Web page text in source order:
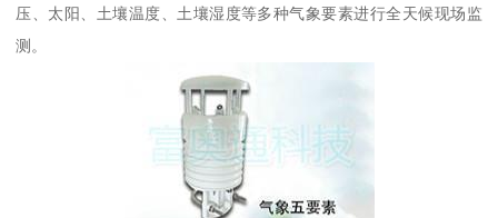
压、太阳、土壤温度、土壤湿度等多种气象要素进行全天候现场监
测。